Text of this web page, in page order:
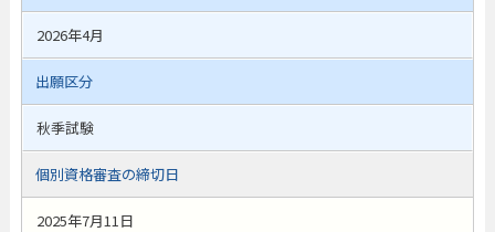
2026年4月
出願区分
秋季試験
個別資格審査の締切日
2025年7月11日